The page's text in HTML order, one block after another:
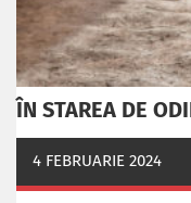
ÎN STAREA DE
4 FEBRUARIE 2024